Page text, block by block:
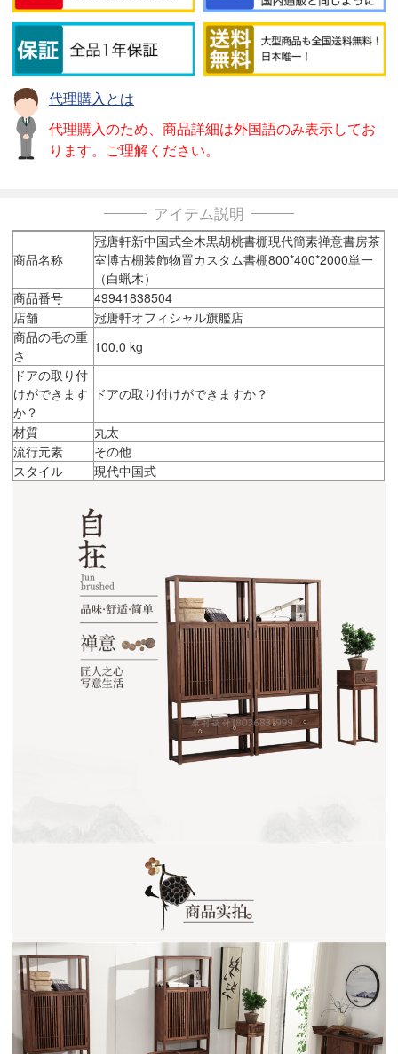
代理購入とは
代理購入のため、商品詳細は外国語のみ表示してお
ります。ご理解ください。
アイテム説明
商品名称
冠唐軒新中国式全木黒胡桃書棚現代簡素禅意書房茶
室博古棚装飾物置カスタム書棚800*400*2000単一
（白蝋木）
商品番号
49941838504
店舗
冠唐軒オフィシャル旗艦店
商品の毛の重
さ
100.0 kg
ドアの取り付
けができます
か？
ドアの取り付けができますか？
材質
丸太
流行元素
その他
スタイル
現代中国式